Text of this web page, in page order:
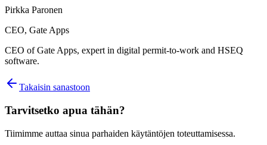
Pirkka Paronen
CEO, Gate Apps
CEO of Gate Apps, expert in digital permit-to-work and HSEQ
software.
Takaisin sanastoon
Tarvitsetko apua tähän?
Tiimimme auttaa sinua parhaiden käytäntöjen toteuttamisessa.